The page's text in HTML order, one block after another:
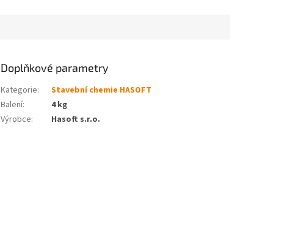
Doplňkové parametry
Kategorie:
Stavební chemie HASOFT
Balení:
4 kg
Výrobce: Hasoft s.r.o.